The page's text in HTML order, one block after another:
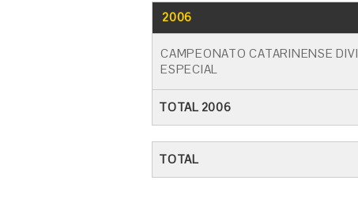
2006
CAMPEONATO CATARINENSE
ESPECIAL
TOTAL 2006
TOTAL